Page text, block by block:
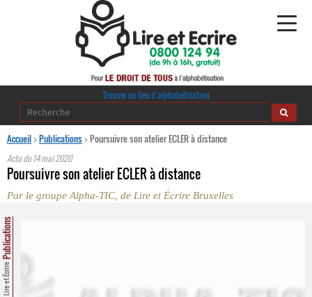
Alphabétisation
journaldelalpha.be
Trouver un lieu d’alphabétisation
Accueil>Publications>Poursuivre son atelier ECLER à distance
Actu du14 mai 2020
Poursuivre son atelier ECLER à distance
Par le groupe Alpha-TIC, de Lire et Écrire Bruxelles
Lire et Écrire
Publications